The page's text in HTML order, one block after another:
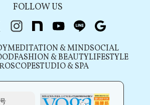
FOLLOW US
X（旧Twitter）
instagram
note youtubeline
MEDITATION & MINDSOCIAL
FASHION & BEAUTYLIFESTYLE
STUDIO & SPA